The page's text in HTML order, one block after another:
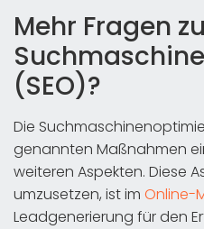
Mehr Fragen
(SEO)?
Die
genannten Maßnahmen
weiteren Aspekten. Diese
umzusetzen, ist im Online-
Leadgenerierung für den